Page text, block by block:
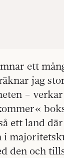
ett
jag
–
ett land
i
den och